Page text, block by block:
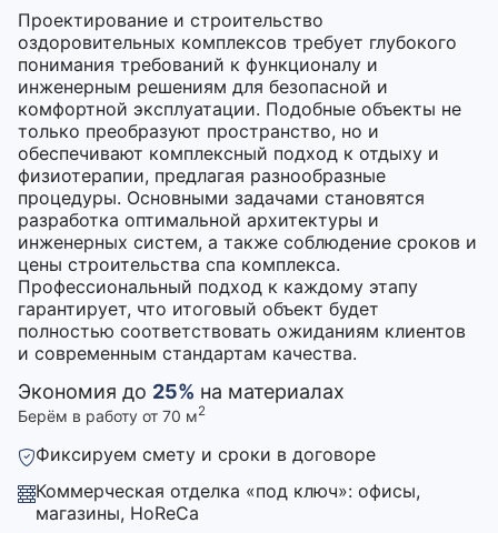
Проектирование и строительство
оздоровительных комплексов требует глубокого
понимания требований к функционалу и
инженерным решениям для безопасной и
комфортной эксплуатации. Подобные объекты не
только преобразуют пространство, но и
обеспечивают комплексный подход к отдыху и
физиотерапии, предлагая разнообразные
процедуры. Основными задачами становятся
разработка оптимальной архитектуры и
инженерных систем, а также соблюдение сроков и
цены строительства спа комплекса.
Профессиональный подход к каждому этапу
гарантирует, что итоговый объект будет
полностью соответствовать ожиданиям клиентов
и современным стандартам качества.
Экономия до 25% на материалах
Берём в работу от 70 м2
Фиксируем смету и сроки в договоре
Коммерческая отделка «под ключ»: офисы,
магазины, HoReCa